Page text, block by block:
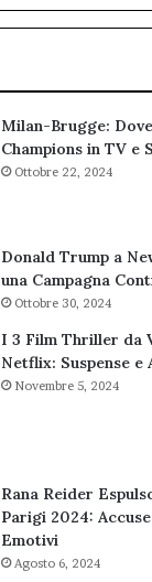
Milan-Brugge:
Champions in TV e
Ottobre 22, 2024
Donald Trump a
una Campagna
Ottobre 30, 2024
I 3 Film Thriller da
Netflix: Suspense e
Novembre 5, 2024
Rana Reider
Parigi 2024:
Emotivi
Agosto 6, 2024